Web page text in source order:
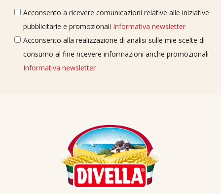
Acconsento a ricevere comunicazioni relative alle iniziative
pubblicitarie e promozionali Informativa newsletter
Acconsento alla realizzazione di analisi sulle mie scelte di
consumo al fine ricevere informazioni anche promozionali
Informativa newsletter